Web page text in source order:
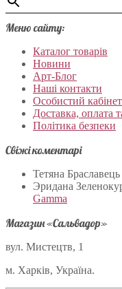
Меню сайту:
Каталог товарів
Новини
Арт-Блог
Наші контакти
Особистий кабінет
Доставка, оплата
Політика безпеки
Свіжі коментарі
Тетяна Браславець
Эридана
Gamma
Магазин «Сальвадор»
вул. Мистецтв, 1
м. Харків, Україна.